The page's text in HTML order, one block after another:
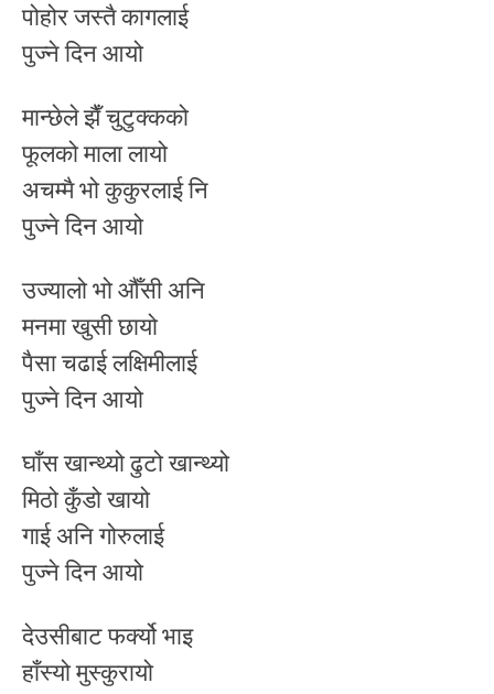
पोहोर जस्तै कागलाई
पुज्ने दिन आयो
मान्छेले झैँ चुटुक्कको
फूलको माला लायो
अचम्मै भो कुकुरलाई नि
पुज्ने दिन आयो
उज्यालो भो औँसी अनि
मनमा खुसी छायो
पैसा चढाई लक्षिमीलाई
पुज्ने दिन आयो
घाँस खान्थ्यो ढुटो खान्थ्यो
मिठो कुँडो खायो
गाई अनि गोरुलाई
पुज्ने दिन आयो
देउसीबाट फर्क्यो भाइ
हाँस्यो मुस्कुरायो